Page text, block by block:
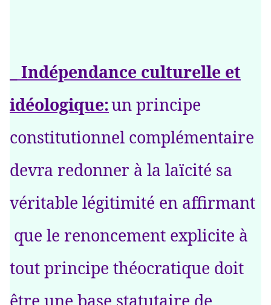
_ Indépendance culturelle et
idéologique:un principe
constitutionnel complémentaire
devra redonner à la laïcité sa
véritable légitimité en affirmant
que le renoncement explicite à
tout principe théocratique doit